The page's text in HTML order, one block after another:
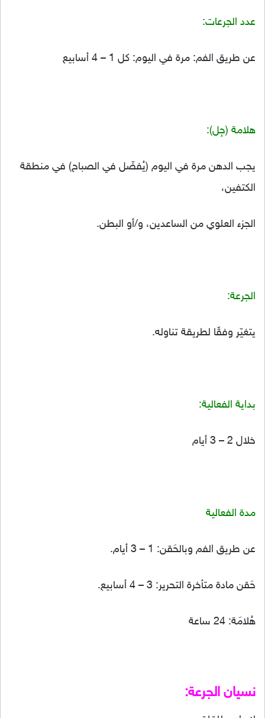
عدد الجرعات:
عن طريق الفم: مرة في اليوم: كل 1 – 4 أسابيع
هلامة (جِل):
يجب الدهن مرة في اليوم (يُفضّل في الصباح) في منطقة
الكتفين،
الجزء العلوي من الساعدين، و/أو البطن.
الجرعة:
يتغيّر وفقًا لطريقة تناوله.
بداية الفعالية:
خلال 2 – 3 أيام
مدة الفعالية
عن طريق الفم وبالحَقن: 1 – 3 أيام.
حَقن مادة متأخرة التحرير: 3 – 4 أسابيع.
هُلامَة: 24 ساعة
نسيان الجرعة: